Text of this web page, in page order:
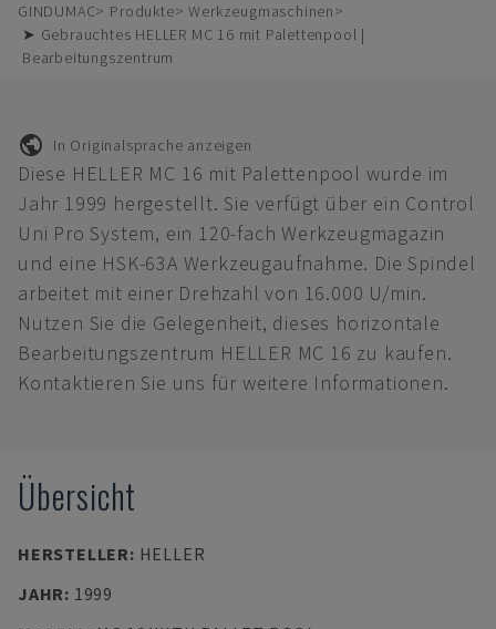
GINDUMAC Produkte
Werkzeugmaschinen
➤ Gebrauchtes HELLER MC 16 mit Palettenpool |
Bearbeitungszentrum
In Originalsprache anzeigen
Diese HELLER MC 16 mit Palettenpool wurde im
Jahr 1999 hergestellt. Sie verfügt über ein Control
Uni Pro System, ein 120-fach Werkzeugmagazin
und eine HSK-63A Werkzeugaufnahme. Die Spindel
arbeitet mit einer Drehzahl von 16.000 U/min.
Nutzen Sie die Gelegenheit, dieses horizontale
Bearbeitungszentrum HELLER MC 16 zu kaufen.
Kontaktieren Sie uns für weitere Informationen.
Übersicht
HERSTELLER: HELLER
JAHR: 1999